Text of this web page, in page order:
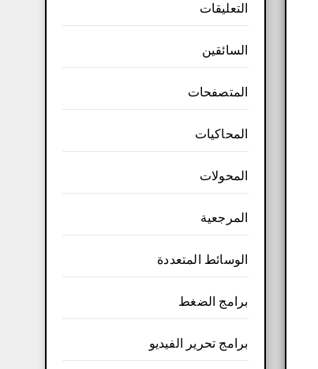
التعليقات
السائقين
المتصفحات
المحاكيات
المحولات
المرجعية
الوسائط المتعددة
برامج الضغط
برامج تحرير الفيديو